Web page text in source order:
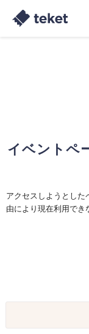
イベントペ
アクセスしようとした
由により現在利用でき